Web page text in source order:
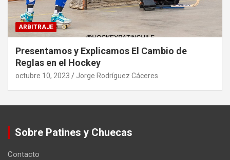
ARBITRAJE
Presentamos y Explicamos El Cambio de
Reglas en el Hockey
octubre 10, 2023 Jorge Rodríguez Cáceres
Sobre Patines y Chuecas
Contacto